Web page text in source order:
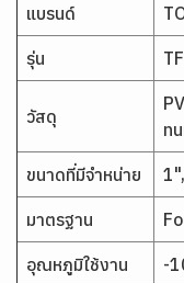
แบรนด์
รุ่น
วัสดุ
ท
ขนาดที่มีจำหน่าย
มาตรฐาน
อุณหภูมิใช้งาน -